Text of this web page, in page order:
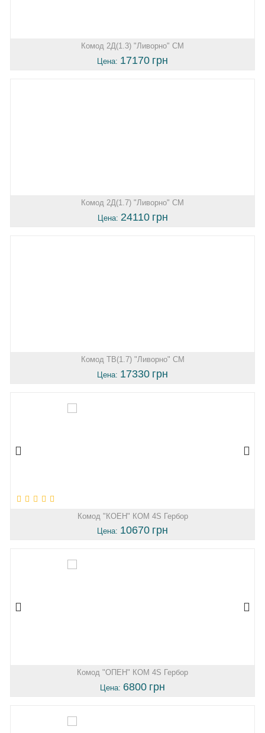
Комод 2Д(1.3) "Ливорно" СМ
Цена: 17170 грн
Комод 2Д(1.7) "Ливорно" СМ
Цена: 24110 грн
Комод ТВ(1.7) "Ливорно" СМ
Цена: 17330 грн
Комод "КОЕН" КОМ 4S Гербор
Цена: 10670 грн
Комод "ОПЕН" КОМ 4S Гербор
Цена: 6800 грн